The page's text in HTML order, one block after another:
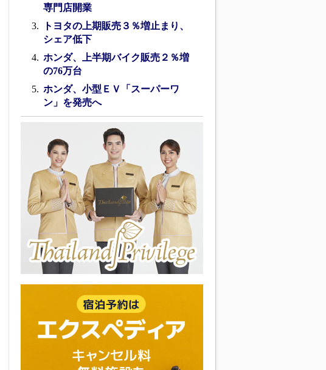
専門店開業
トヨタの上期販売３％増止まり、
シェア低下
ホンダ、上半期バイク販売２％増
の76万台
ホンダ、小型ＥＶ「スーパーワ
ン」を発売へ